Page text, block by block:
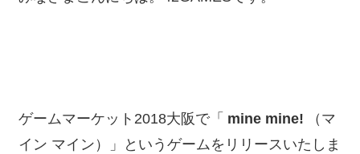
ゲームマーケット2018大阪で「 mine mine!
（マ
イン マイン）」というゲームをリリースいたしま